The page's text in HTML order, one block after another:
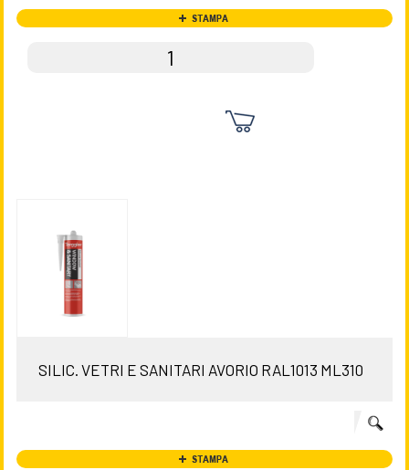
SILIC. VETRI E SANITARI AVORIO RAL1013 ML310